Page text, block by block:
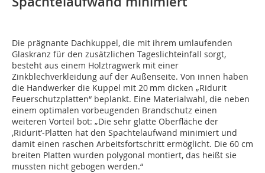
Die prägnante Dachkuppel, die mit ihrem umlaufenden
Glaskranz für den zusätzlichen Tageslichteinfall sorgt,
besteht aus einem Holztragwerk mit einer
Zinkblechverkleidung auf der Außenseite. Von innen haben
die Handwerker die Kuppel mit 20 mm dicken „Ridurit
Feuerschutzplatten“ beplankt. Eine Materialwahl, die neben
einem optimalen vorbeugenden Brandschutz einen
weiteren Vorteil bot: „Die sehr glatte Oberfläche der
,Ridurit’-Platten hat den Spachtelaufwand minimiert und
damit einen raschen Arbeitsfortschritt ermöglicht. Die 60 cm
breiten Platten wurden polygonal montiert, das heißt sie
mussten nicht gebogen werden.“